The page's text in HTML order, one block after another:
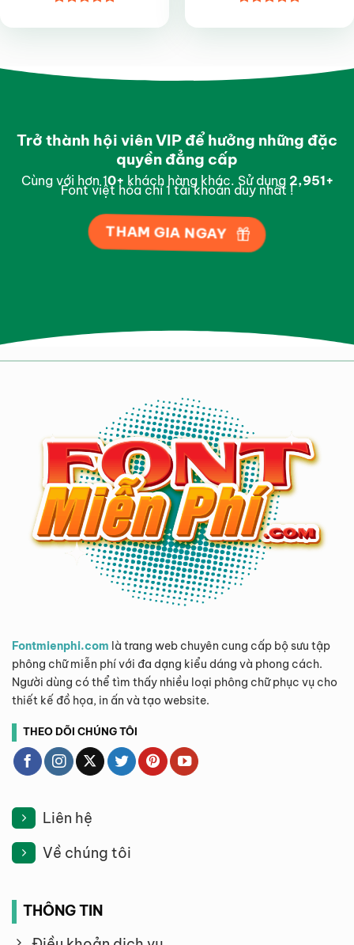
hạng55
hạng55
Trở thành hội viên VIP để hưởng những đặc
quyền đẳng cấp
Cùng với hơn 10+khách hàng khác. Sử dụng 2,997+
Font việt hóa chỉ 1 tài khoản duy nhất !
THAM GIA NGAY
Fontmienphi.com là trang web chuyên cung cấp bộ sưu tập
phông chữ miễn phí với đa dạng kiểu dáng và phong cách.
Người dùng có thể tìm thấy nhiều loại phông chữ phục vụ cho
thiết kế đồ họa, in ấn và tạo website.
THEO DÕI CHÚNG TÔI
Liên hệ
Về chúng tôi
THÔNG TIN